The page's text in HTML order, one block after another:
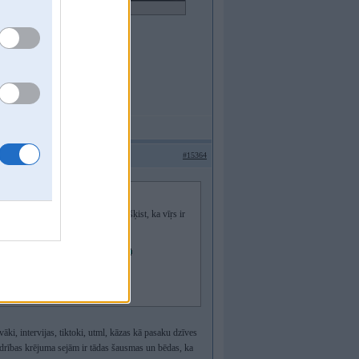
#15364
kopā būšanas pēkšņi dāmai sāk šķist, ka vīŗs ir
ļotenēm, miljonāriem utt.
jaunāks nekā patiesībā..
intervijas, tiktoki, utml, kāzas kā pasaku dzīves
krējuma sejām ir tādas šausmas un bēdas, ka